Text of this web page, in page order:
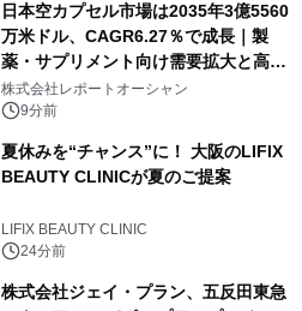
日本空カプセル市場は2035年3億5560
万米ドル、CAGR6.27％で成長｜製
薬・サプリメント向け需要拡大と高機
能化が市場を牽引
株式会社レポートオーシャン
9分前
夏休みを“チャンス”に！ 大阪のLIFIX
BEAUTY CLINICが夏のご提案
LIFIX BEAUTY CLINIC
24分前
株式会社ジェイ・プラン、五反田東急